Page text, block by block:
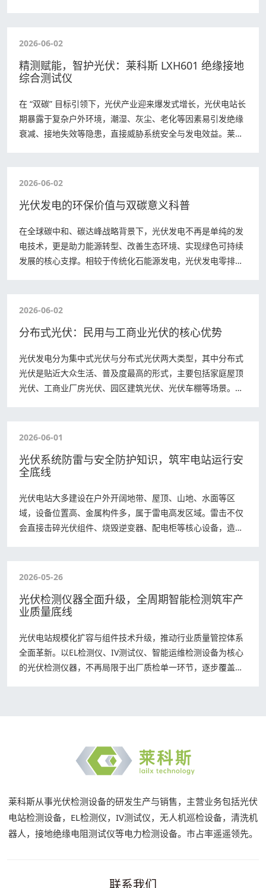
2026-06-02
精测赋能，智护光伏：莱科斯 LXH601 绝缘接地
综合测试仪
在 “双碳” 目标引领下，光伏产业迎来爆发式增长，光伏电站长
期暴露于复杂户外环境，潮湿、灰尘、老化等因素易引发绝缘
衰减、接地失效等隐患，直接威胁系统安全与发电效益。莱科
2026-06-02
光伏发电的环保价值与双碳意义科普
在全球碳中和、碳达峰战略背景下，光伏发电不再是单纯的发
电技术，更是助力能源转型、改善生态环境、实现绿色可持续
发展的核心支撑。相较于传统化石能源发电，光伏发电零排
2026-06-02
分布式光伏：民用与工商业光伏的核心优势
光伏发电分为集中式光伏与分布式光伏两大类型，其中分布式
光伏是贴近大众生活、普及度最高的形式，主要包括家庭屋顶
光伏、工商业厂房光伏、园区建筑光伏、光伏车棚等场景。不
2026-06-01
光伏系统防雷与安全防护知识，筑牢电站运行安
全底线
光伏电站大多建设在户外开阔地带、屋顶、山地、水面等区
域，设备位置高、金属构件多，属于雷电高发区域。雷击不仅
会直接击碎光伏组件、烧毁逆变器、配电柜等核心设备，造成
2026-05-26
光伏检测仪器全面升级，全周期智能检测筑牢产
业质量底线
光伏电站规模化扩容与组件技术升级，推动行业质量管控体系
全面革新。以EL检测仪、IV测试仪、智能运维检测设备为核心
的光伏检测仪器，不再局限于出厂质检单一环节，逐步覆盖生
莱科斯从事光伏检测设备的研发生产与销售，主营业务包括光伏
电站检测设备，EL检测仪，IV测试仪，无人机巡检设备，清洗机
器人，接地绝缘电阻测试仪等电力检测设备。市占率遥遥领先。
联系我们